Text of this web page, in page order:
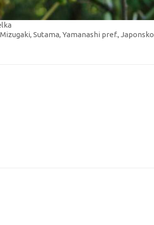
Mizugaki, Sutama, Yamanashi pref., Japonsko